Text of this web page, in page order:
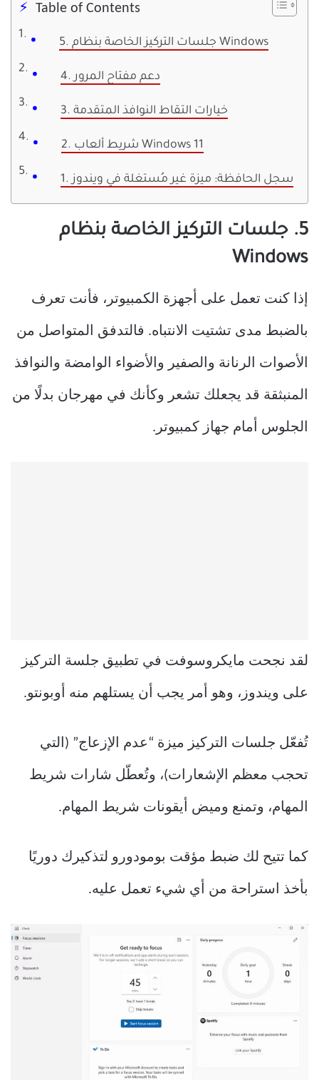
Table of Contents
5. جلسات التركيز الخاصة بنظام Windows
4. دعم مفتاح المرور
3. خيارات التقاط النوافذ المتقدمة
2. شريط ألعاب Windows 11
1. سجل الحافظة: ميزة غير مُستغلة في ويندوز
5. جلسات التركيز الخاصة بنظام
Windows
إذا كنت تعمل على أجهزة الكمبيوتر، فأنت تعرف
بالضبط مدى تشتيت الانتباه. فالتدفق المتواصل من
الأصوات الرنانة والصفير والأضواء الوامضة والنوافذ
المنبثقة قد يجعلك تشعر وكأنك في مهرجان بدلًا من
الجلوس أمام جهاز كمبيوتر.
لقد نجحت مايكروسوفت في تطبيق جلسة التركيز
على ويندوز، وهو أمر يجب أن يستلهم منه أوبونتو.
تُفعّل جلسات التركيز ميزة “عدم الإزعاج” (التي
تحجب معظم الإشعارات)، وتُعطّل شارات شريط
المهام، وتمنع وميض أيقونات شريط المهام.
كما تتيح لك ضبط مؤقت بومودورو لتذكيرك دوريًا
بأخذ استراحة من أي شيء تعمل عليه.